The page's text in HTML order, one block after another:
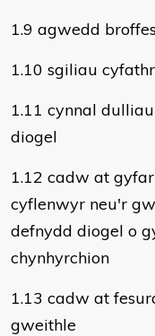
1.9 agwedd
1.10 sgiliau
1.11 cynnal
diogel
1.12 cadw at
cyflenwyr neu'r
defnydd diogel o
chynhyrchion
1.13 cadw at
gweithle